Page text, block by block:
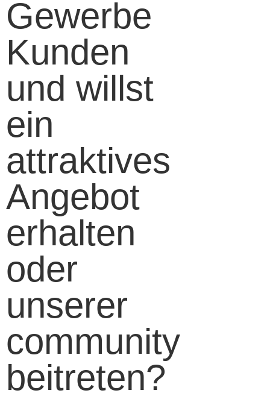
Gewerbe
Kunden
und willst
ein
attraktives
Angebot
erhalten
oder
unserer
community
beitreten?